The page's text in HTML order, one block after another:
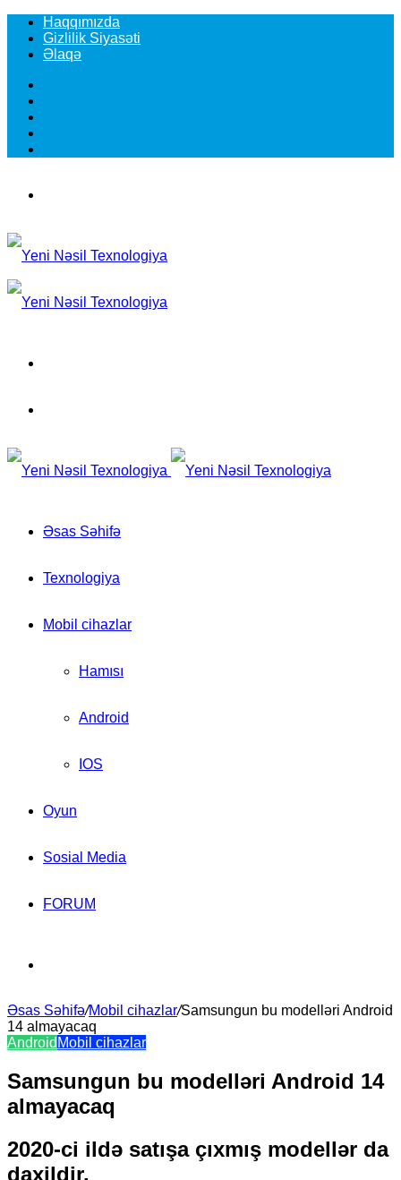
Haqqımızda
Gizlilik Siyasəti
Əlaqə
Əsas Səhifə
Texnologiya
Mobil cihazlar
Hamısı
Android
IOS
Oyun
Sosial Media
FORUM
for
Əsas Səhifə/Mobil cihazlar/Samsungun bu modelləri Android
14 almayacaq
Android Mobil cihazlar
Samsungun bu modelləri Android 14
almayacaq
2020-ci ildə satışa çıxmış modellər da
daxildir.